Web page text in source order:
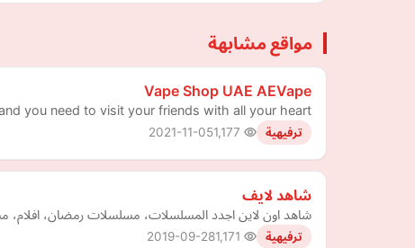
مواقع مشابهة
Vape Shop UAE AEVape
you need to visit your friends with all your heart!
ترفيهية 2021-11-05
شاهد لايف
شاهد اون لاين اجدد المسلسلات، مسلسلات رمضان، افلام،
ترفيهية 2019-09-28